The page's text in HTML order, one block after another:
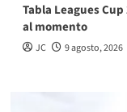
Tabla Leagues
al momento
JC 9 agosto, 2026